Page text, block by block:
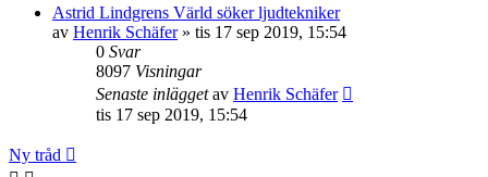
Astrid Lindgrens Värld söker ljudtekniker
av Henrik Schäfer» tis 17 sep 2019, 15:54
0 Svar
8097 Visningar
Senaste inläggetav Henrik Schäfer
tis 17 sep 2019, 15:54
Ny tråd